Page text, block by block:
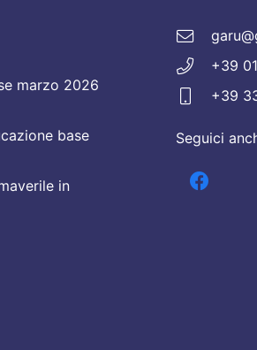
marzo 2026
base
in
+39
+39
Seguici